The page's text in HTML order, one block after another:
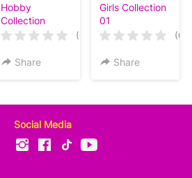
Hobby
Collection
(0)
Share
Girls Collection
01
(0)
Share
Social Media